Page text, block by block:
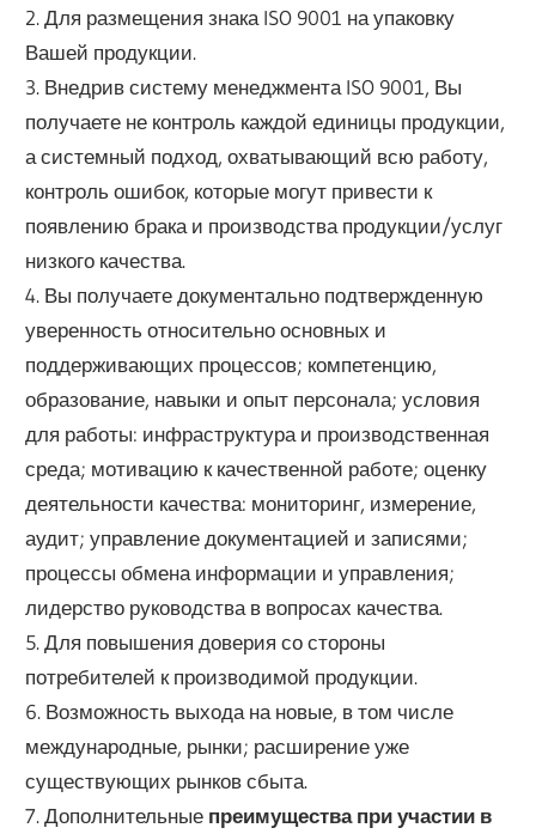
2. Для размещения знака ISO 9001 на упаковку
Вашей продукции.
3. Внедрив систему менеджмента ISO 9001, Вы
получаете не контроль каждой единицы продукции,
а системный подход, охватывающий всю работу,
контроль ошибок, которые могут привести к
появлению брака и производства продукции/услуг
низкого качества.
4. Вы получаете документально подтвержденную
уверенность относительно основных и
поддерживающих процессов; компетенцию,
образование, навыки и опыт персонала; условия
для работы: инфраструктура и производственная
среда; мотивацию к качественной работе; оценку
деятельности качества: мониторинг, измерение,
аудит; управление документацией и записями;
процессы обмена информации и управления;
лидерство руководства в вопросах качества.
5. Для повышения доверия со стороны
потребителей к производимой продукции.
6. Возможность выхода на новые, в том числе
международные, рынки; расширение уже
существующих рынков сбыта.
7. Дополнительные преимущества при участии в